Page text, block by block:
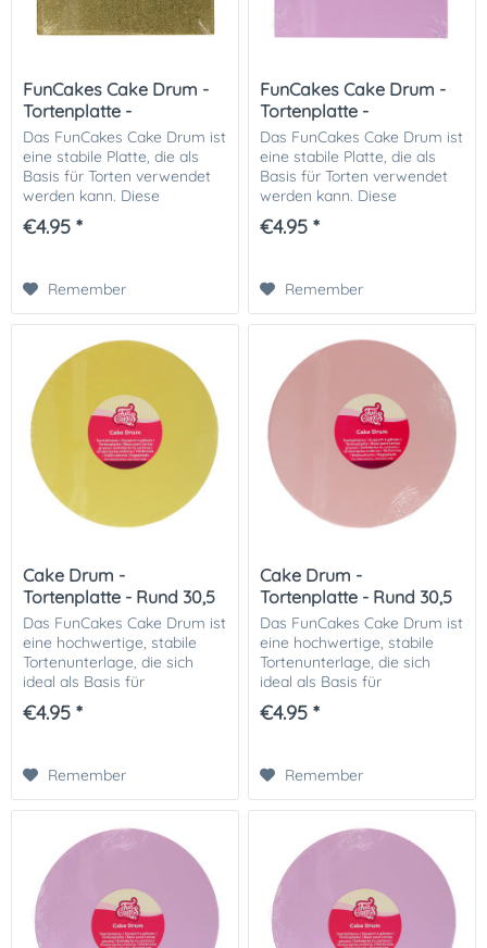
FunCakes Cake Drum -
Tortenplatte -
Quadratisch...
Das FunCakes Cake Drum ist
eine stabile Platte, die als
Basis für Torten verwendet
werden kann. Diese
hochwertige Platte hat eine
goldene Oberfläche, verleiht
€4.95 *
Remember
FunCakes Cake Drum -
Tortenplatte -
Quadratisch...
Das FunCakes Cake Drum ist
eine stabile Platte, die als
Basis für Torten verwendet
werden kann. Diese
hochwertige Platte hat eine
pastelllila Oberfläche,
€4.95 *
Remember
Cake Drum -
Tortenplatte - Rund 30,5
cm Pastel...
Das FunCakes Cake Drum ist
eine hochwertige, stabile
Tortenunterlage, die sich
ideal als Basis für
mehrstöckige oder schwere
Torten eignet. Mit seiner
€4.95 *
Remember
Cake Drum -
Tortenplatte - Rund 30,5
cm Pastel...
Das FunCakes Cake Drum ist
eine hochwertige, stabile
Tortenunterlage, die sich
ideal als Basis für
mehrstöckige oder schwere
Torten eignet. ???? Mit seiner
€4.95 *
Remember